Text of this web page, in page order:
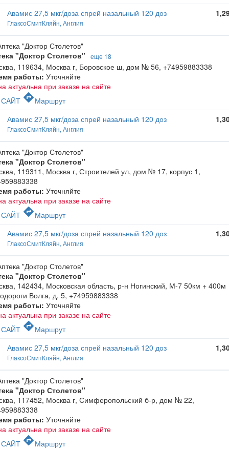
Авамис 27,5 мкг/доза спрей назальный 120 доз
ГлаксоСмитКляйн, Англия
"Доктор Столетов" еще 18
119634, Москва г, Боровское ш, дом № 56, +74959883338
работы: Уточняйте
актуальна при заказе на сайте
САЙТ directionsМаршрут
Авамис 27,5 мкг/доза спрей назальный 120 доз
ГлаксоСмитКляйн, Англия
"Доктор Столетов"
119311, Москва г, Строителей ул, дом № 17, корпус 1 ,
работы: Уточняйте
актуальна при заказе на сайте
САЙТ directionsМаршрут
Авамис 27,5 мкг/доза спрей назальный 120 доз
ГлаксоСмитКляйн, Англия
"Доктор Столетов"
142434, Московская область, р-н Ногинский, М-7 50км + 400м
Волга, д. 5, +74959883338
работы: Уточняйте
актуальна при заказе на сайте
САЙТ directionsМаршрут
Авамис 27,5 мкг/доза спрей назальный 120 доз
ГлаксоСмитКляйн, Англия
"Доктор Столетов"
117452, Москва г, Симферопольский б-р, дом № 22,
работы: Уточняйте
актуальна при заказе на сайте
САЙТ directionsМаршрут